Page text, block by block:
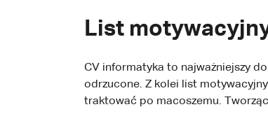
List
CV informatyka to najważniejszy
odrzucone. Z kolei list
traktować po macoszemu.